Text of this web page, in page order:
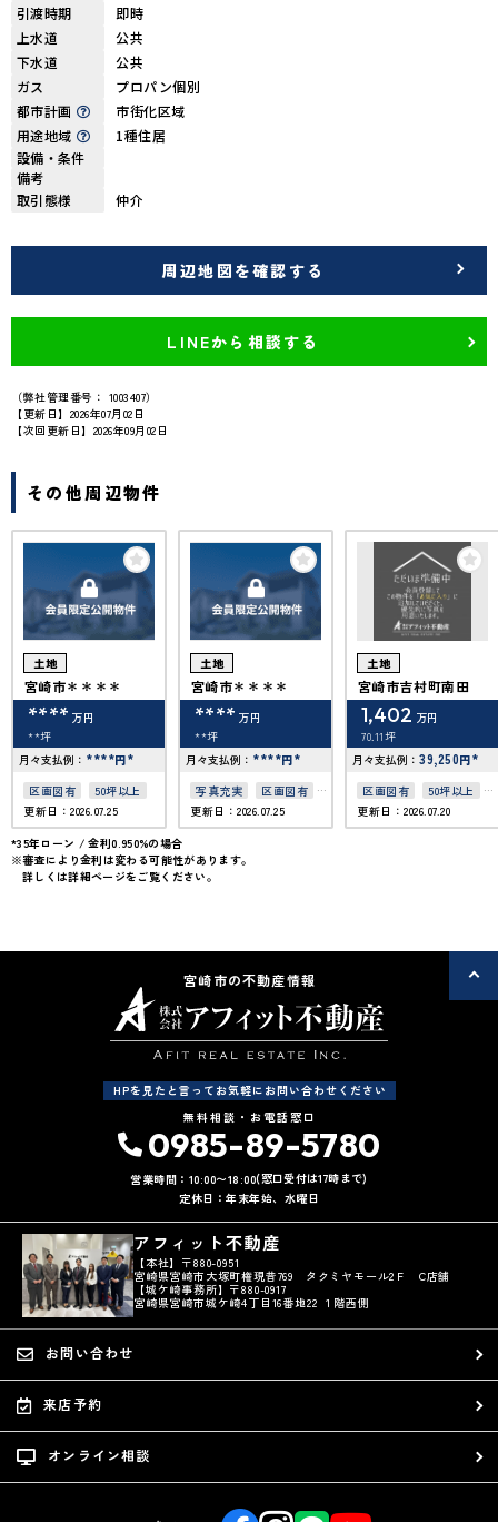
引渡時期
即時
上水道
公共
下水道
公共
ガス
プロパン個別
都市計画
市街化区域
用途地域
1種住居
設備・条件
備考
取引態様
仲介
周辺地図を確認する
LINEから相談する
（弊社管理番号： 1003407）
【更新日】2026年07月02日
【次回更新日】2026年09月02日
その他周辺物件
土地
宮崎市＊＊＊＊
**** 万円
**坪
月々支払例： ****円*
区画図有
50坪以上
更新日：2026.07.25
土地
宮崎市＊＊＊＊
**** 万円
**坪
月々支払例： ****円*
写真充実
区画図有
50坪以上
更新日：2026.07.25
土地
宮崎市吉村町南田
1,402 万円
70.11坪
月々支払例： 39,250円*
区画図有
50坪以上
接道6ｍ以上
更新日：2026.07.20
*35年ローン / 金利0.950%の場合
※審査により金利は変わる可能性があります。
詳しくは詳細ページをご覧ください。
宮崎市の不動産情報
HPを見たと言ってお気軽にお問い合わせください
無料相談・お電話窓口
0985-89-5780
営業時間：10:00〜18:00(窓口受付は17時まで)
定休日：年末年始、水曜日
アフィット不動産
【本社】〒880-0951
宮崎県宮崎市大塚町権現昔769 タクミヤモール2Ｆ C店舗
【城ケ崎事務所】〒880-0917
宮崎県宮崎市城ケ崎4丁目16番地22 １階西側
お問い合わせ
来店予約
オンライン相談